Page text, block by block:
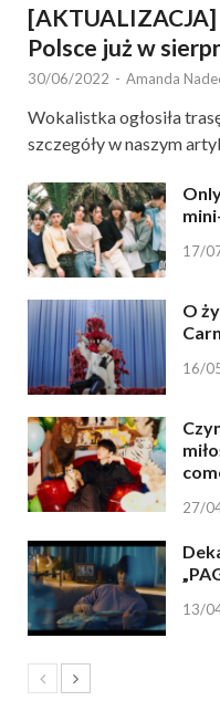
Polsce już w
30/06/2022 - Amanda
Wokalistka ogłosiła
szczegóły w naszym
17/
O
16/
27/
13/